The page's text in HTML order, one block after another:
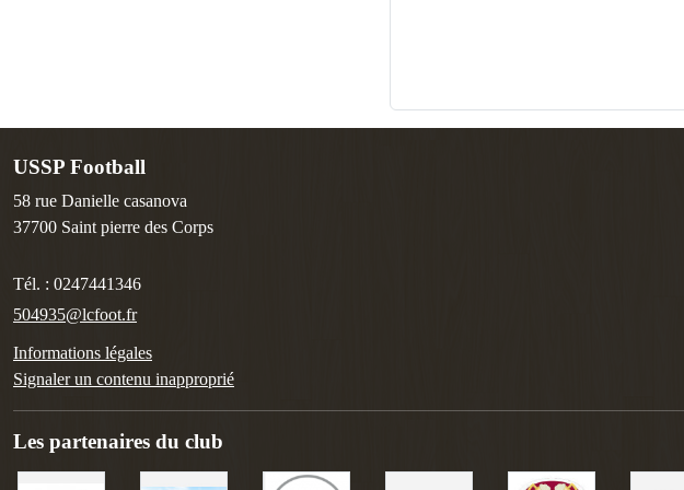
USSP Football
58 rue Danielle casanova
37700 Saint pierre des Corps
Tél. : 0247441346
504935@lcfoot.fr
Informations légales
Signaler un contenu inapproprié
Les partenaires du club